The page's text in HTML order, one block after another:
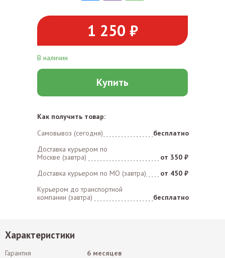
1 250 ₽
В наличии
Купить
Как получить товар:
Самовывоз (сегодня)
бесплатно
Доставка курьером по
Москве (завтра)
от 350 ₽
Доставка курьером по MO (завтра)
от 450 ₽
Курьером до транспортной
компании (завтра)
бесплатно
Характеристики
Гарантия
6 месяцев